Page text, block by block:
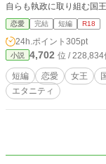
自らも執政に取り組む国王として戴冠した。
ェリーナの誕生日。ルノ
恋愛 完結 短編 R18
24h.ポイント 305pt
小説 4,702 位 / 228,834
短編 恋愛 女王
エタニティ